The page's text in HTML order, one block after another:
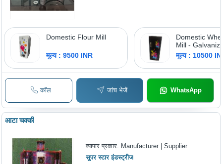
Domestic Flour Mill
मूल्य : 9500 INR
Domestic
Mill -
Standard
220V |
Rust
Maintenance
मूल्य : 10500
कॉल जांच भेजें WhatsApp
आटा चक्की
व्यापार प्रकार: Manufacturer | Supplier
सुपर स्टार इंडस्ट्रीज